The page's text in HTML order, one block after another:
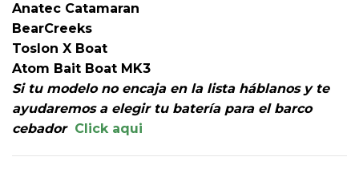
Anatec Catamaran
BearCreeks
Toslon X Boat
Atom Bait Boat MK3
Si tu modelo no encaja en la lista háblanos y te
ayudaremos a elegir tu batería para el barco
cebadorClick aqui